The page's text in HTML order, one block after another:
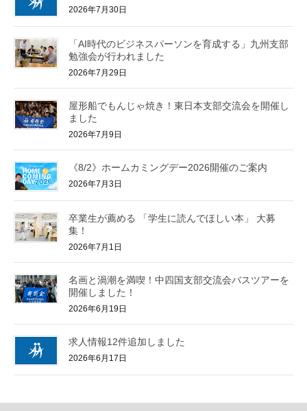
2026年7月30日
「AI時代のビジネスパーソンを育成する」九州支部
勉強会が行われました
2026年7月29日
屋形船でもんじゃ焼き！東日本支部交流会を開催し
ました
2026年7月9日
《8/2》ホームカミングデー2026開催のご案内
2026年7月3日
卒業生が薦める 「学生に読んでほしい本」 大募
集！
2026年7月1日
名画と渦潮を満喫！中四国支部交流会バスツアーを
開催しました！
2026年6月19日
求人情報12件追加しました
2026年6月17日